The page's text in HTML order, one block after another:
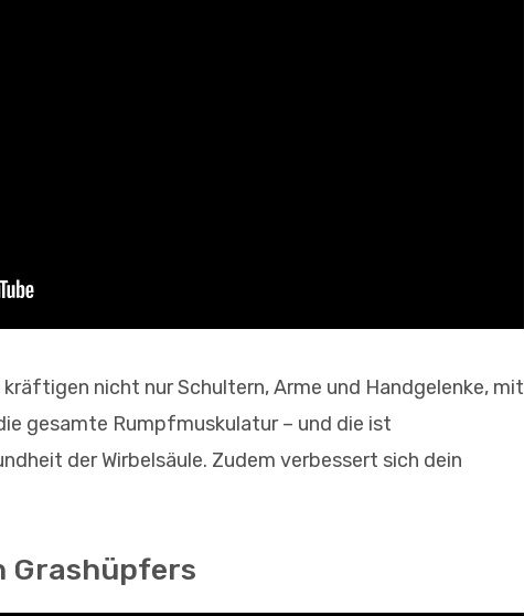
kräftigen nicht nur Schultern, Arme und Handgelenke, mit
gesamte Rumpfmuskulatur – und die ist
der Wirbelsäule. Zudem verbessert sich dein
Grashüpfers